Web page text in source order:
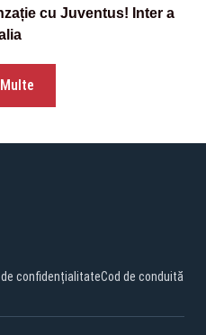
cu Juventus! Inter a
confidențialitateCod de conduită